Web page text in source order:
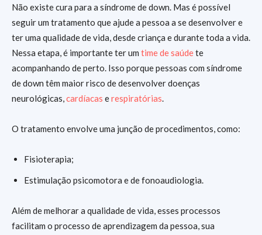
Não existe cura para a síndrome de down. Mas é possível
seguir um tratamento que ajude a pessoa a se desenvolver e
ter uma qualidade de vida, desde criança e durante toda a vida.
Nessa etapa, é importante ter um time de saúdete
acompanhando de perto. Isso porque pessoas com síndrome
de down têm maior risco de desenvolver doenças
neurológicas,cardíacas erespiratórias.
O tratamento envolve uma junção de procedimentos, como:
Fisioterapia;
Estimulação psicomotora e de fonoaudiologia.
Além de melhorar a qualidade de vida, esses processos
facilitam o processo de aprendizagem da pessoa, sua